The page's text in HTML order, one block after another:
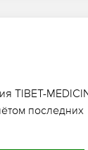
TIBET-
последних